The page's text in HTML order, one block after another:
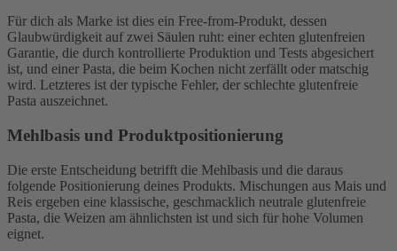
Für dich als Marke ist dies ein Free-from-Produkt, dessen
Glaubwürdigkeit auf zwei Säulen ruht: einer echten glutenfreien
Garantie, die durch kontrollierte Produktion und Tests abgesichert
ist, und einer Pasta, die beim Kochen nicht zerfällt oder matschig
wird. Letzteres ist der typische Fehler, der schlechte glutenfreie
Pasta auszeichnet.
Mehlbasis und Produktpositionierung
Die erste Entscheidung betrifft die Mehlbasis und die daraus
folgende Positionierung deines Produkts. Mischungen aus Mais und
Reis ergeben eine klassische, geschmacklich neutrale glutenfreie
Pasta, die Weizen am ähnlichsten ist und sich für hohe Volumen
eignet.